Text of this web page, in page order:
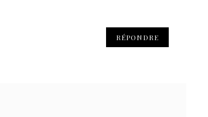
RÉPONDRE